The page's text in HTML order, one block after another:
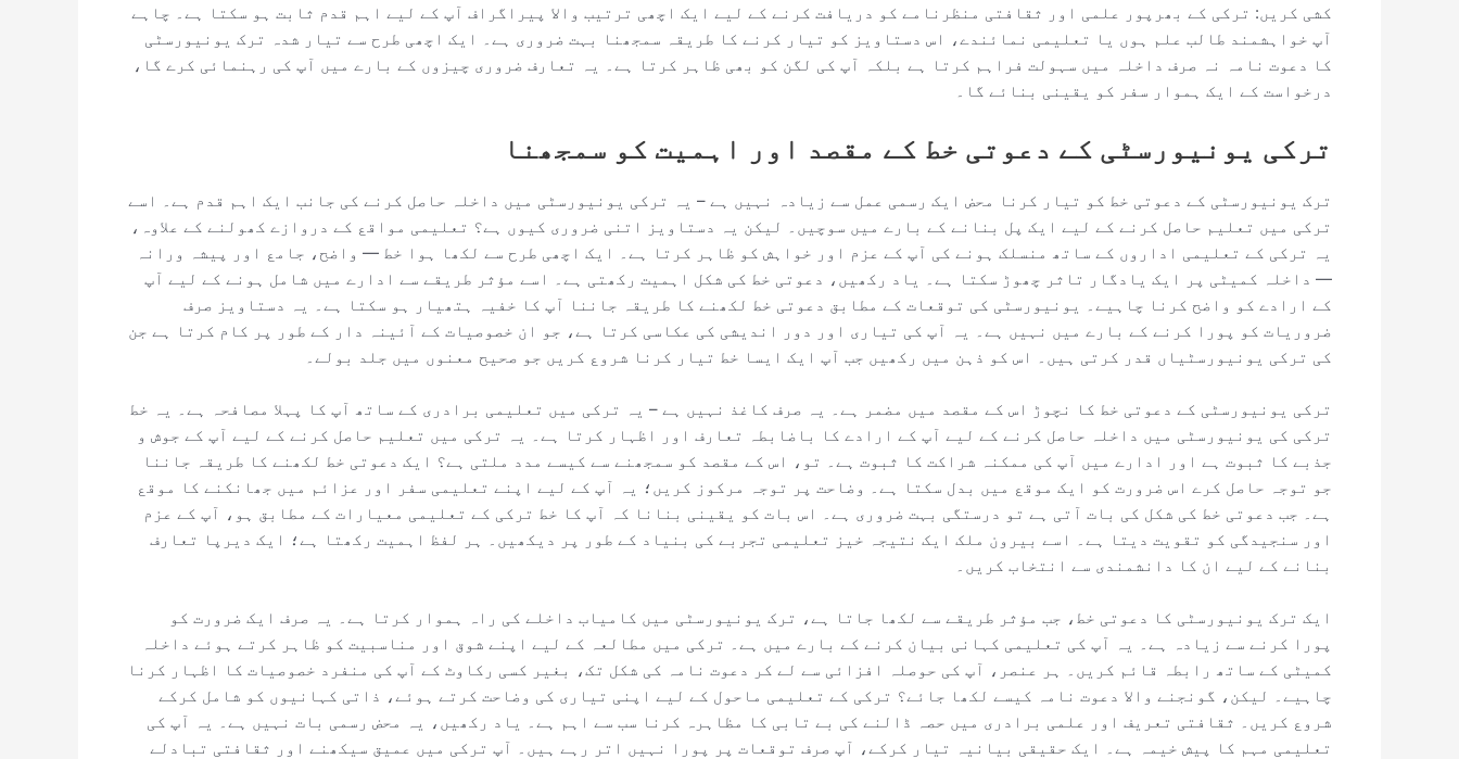
کشی کریں: ترکی کے بھرپور علمی اور ثقافتی منظرنامے کو دریافت کرنے کے لیے ایک اچھی ترتیب والا پیراگراف آپ کے لیے اہم قدم ثابت ہو سکتا ہے۔ چاہے
آپ خواہشمند طالب علم ہوں یا تعلیمی نمائندے، اس دستاویز کو تیار کرنے کا طریقہ سمجھنا بہت ضروری ہے۔ ایک اچھی طرح سے تیار شدہ ترک یونیورسٹی
کا دعوت نامہ نہ صرف داخلہ میں سہولت فراہم کرتا ہے بلکہ آپ کی لگن کو بھی ظاہر کرتا ہے۔ یہ تعارف ضروری چیزوں کے بارے میں آپ کی رہنمائی کرے گا،
درخواست کے ایک ہموار سفر کو یقینی بنائے گا۔
ترکی یونیورسٹی کے دعوتی خط کے مقصد اور اہمیت کو سمجھنا
ترک یونیورسٹی کے دعوتی خط کو تیار کرنا محض ایک رسمی عمل سے زیادہ نہیں ہے – یہ ترکی یونیورسٹی میں داخلہ حاصل کرنے کی جانب ایک اہم قدم ہے۔ اسے
ترکی میں تعلیم حاصل کرنے کے لیے ایک پل بنانے کے بارے میں سوچیں۔ لیکن یہ دستاویز اتنی ضروری کیوں ہے؟ تعلیمی مواقع کے دروازے کھولنے کے علاوہ،
یہ ترکی کے تعلیمی اداروں کے ساتھ منسلک ہونے کی آپ کے عزم اور خواہش کو ظاہر کرتا ہے۔ ایک اچھی طرح سے لکھا ہوا خط — واضح، جامع اور پیشہ ورانہ
— داخلہ کمیٹی پر ایک یادگار تاثر چھوڑ سکتا ہے۔ یاد رکھیں، دعوتی خط کی شکل اہمیت رکھتی ہے۔ اسے مؤثر طریقے سے ادارے میں شامل ہونے کے لیے آپ
کے ارادے کو واضح کرنا چاہیے۔ یونیورسٹی کی توقعات کے مطابق دعوتی خط لکھنے کا طریقہ جاننا آپ کا خفیہ ہتھیار ہو سکتا ہے۔ یہ دستاویز صرف
ضروریات کو پورا کرنے کے بارے میں نہیں ہے۔ یہ آپ کی تیاری اور دور اندیشی کی عکاسی کرتا ہے، جو ان خصوصیات کے آئینہ دار کے طور پر کام کرتا ہے جن
کی ترکی یونیورسٹیاں قدر کرتی ہیں۔ اس کو ذہن میں رکھیں جب آپ ایک ایسا خط تیار کرنا شروع کریں جو صحیح معنوں میں جلد بولے۔
ترکی یونیورسٹی کے دعوتی خط کا نچوڑ اس کے مقصد میں مضمر ہے۔ یہ صرف کاغذ نہیں ہے – یہ ترکی میں تعلیمی برادری کے ساتھ آپ کا پہلا مصافحہ ہے۔ یہ خط
ترکی کی یونیورسٹی میں داخلہ حاصل کرنے کے لیے آپ کے ارادے کا باضابطہ تعارف اور اظہار کرتا ہے۔ یہ ترکی میں تعلیم حاصل کرنے کے لیے آپ کے جوش و
جذبے کا ثبوت ہے اور ادارے میں آپ کی ممکنہ شراکت کا ثبوت ہے۔ تو، اس کے مقصد کو سمجھنے سے کیسے مدد ملتی ہے؟ ایک دعوتی خط لکھنے کا طریقہ جاننا
جو توجہ حاصل کرے اس ضرورت کو ایک موقع میں بدل سکتا ہے۔ وضاحت پر توجہ مرکوز کریں؛ یہ آپ کے لیے اپنے تعلیمی سفر اور عزائم میں جھانکنے کا موقع
ہے۔ جب دعوتی خط کی شکل کی بات آتی ہے تو درستگی بہت ضروری ہے۔ اس بات کو یقینی بنانا کہ آپ کا خط ترکی کے تعلیمی معیارات کے مطابق ہو، آپ کے عزم
اور سنجیدگی کو تقویت دیتا ہے۔ اسے بیرون ملک ایک نتیجہ خیز تعلیمی تجربے کی بنیاد کے طور پر دیکھیں۔ ہر لفظ اہمیت رکھتا ہے؛ ایک دیرپا تعارف
بنانے کے لیے ان کا دانشمندی سے انتخاب کریں۔
ایک ترک یونیورسٹی کا دعوتی خط، جب مؤثر طریقے سے لکھا جاتا ہے، ترک یونیورسٹی میں کامیاب داخلے کی راہ ہموار کرتا ہے۔ یہ صرف ایک ضرورت کو
پورا کرنے سے زیادہ ہے۔ یہ آپ کی تعلیمی کہانی بیان کرنے کے بارے میں ہے۔ ترکی میں مطالعہ کے لیے اپنے شوق اور مناسبیت کو ظاہر کرتے ہوئے داخلہ
کمیٹی کے ساتھ رابطہ قائم کریں۔ ہر عنصر، آپ کی حوصلہ افزائی سے لے کر دعوت نامہ کی شکل تک، بغیر کسی رکاوٹ کے آپ کی منفرد خصوصیات کا اظہار کرنا
چاہیے۔ لیکن، گونجنے والا دعوت نامہ کیسے لکھا جائے؟ ترکی کے تعلیمی ماحول کے لیے اپنی تیاری کی وضاحت کرتے ہوئے، ذاتی کہانیوں کو شامل کرکے
شروع کریں۔ ثقافتی تعریف اور علمی برادری میں حصہ ڈالنے کی بے تابی کا مظاہرہ کرنا سب سے اہم ہے۔ یاد رکھیں، یہ محض رسمی بات نہیں ہے۔ یہ آپ کی
تعلیمی مہم کا پیش خیمہ ہے۔ ایک حقیقی بیانیہ تیار کرکے، آپ صرف توقعات پر پورا نہیں اتر رہے ہیں۔ آپ ترکی میں عمیق سیکھنے اور ثقافتی تبادلے